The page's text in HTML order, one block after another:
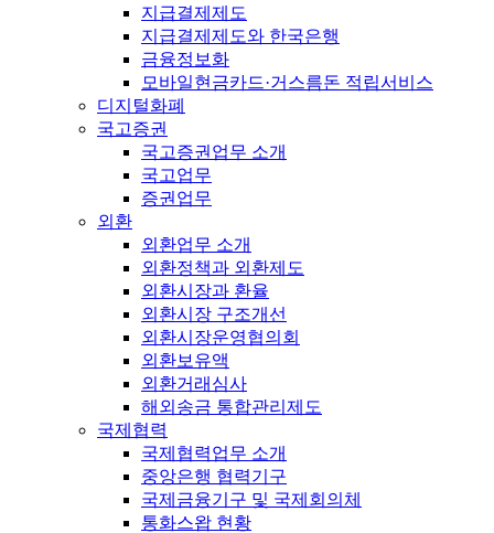
지급결제제도
지급결제제도와 한국은행
금융정보화
모바일현금카드·거스름돈 적립서비스
디지털화폐
국고증권
국고증권업무 소개
국고업무
증권업무
외환
외환업무 소개
외환정책과 외환제도
외환시장과 환율
외환시장 구조개선
외환시장운영협의회
외환보유액
외환거래심사
해외송금 통합관리제도
국제협력
국제협력업무 소개
중앙은행 협력기구
국제금융기구 및 국제회의체
통화스왑 현황